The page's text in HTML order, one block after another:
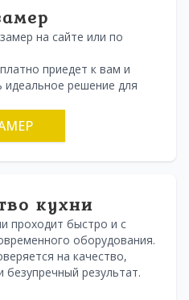
на сайте или по
приедет к вам и
решение для
кухни
проходит быстро и с
оборудования.
на качество,
результат.